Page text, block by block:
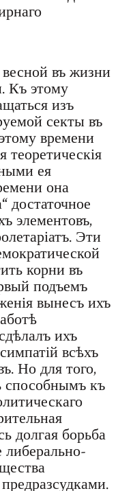
въ жизни
Къ этому
изъ
секты въ
времени
ея
она
достаточное
элементовъ,
Эти
корни въ
подъемъ
вынесъ ихъ
ихъ
всѣхъ
Но для того,
способнымъ къ
долгая борьба